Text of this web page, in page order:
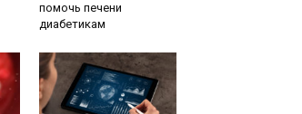
помочь печени
диабетикам